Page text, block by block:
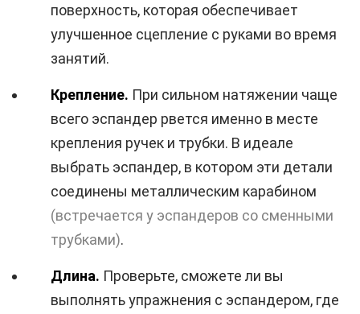
поверхность, которая обеспечивает
улучшенное сцепление с руками во время
занятий.
Крепление. При сильном натяжении чаще
всего эспандер рвется именно в месте
крепления ручек и трубки. В идеале
выбрать эспандер, в котором эти детали
соединены металлическим карабином
(встречается у эспандеров со сменными
трубками).
Длина. Проверьте, сможете ли вы
выполнять упражнения с эспандером, где